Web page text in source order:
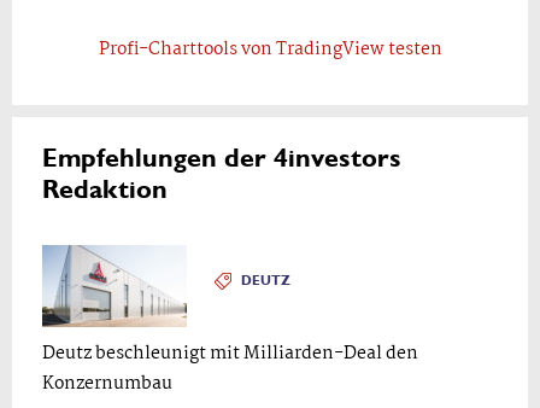
Profi-Charttools von TradingView testen
Empfehlungen der 4investors
Redaktion
DEUTZ
Deutz beschleunigt mit Milliarden-Deal den
Konzernumbau